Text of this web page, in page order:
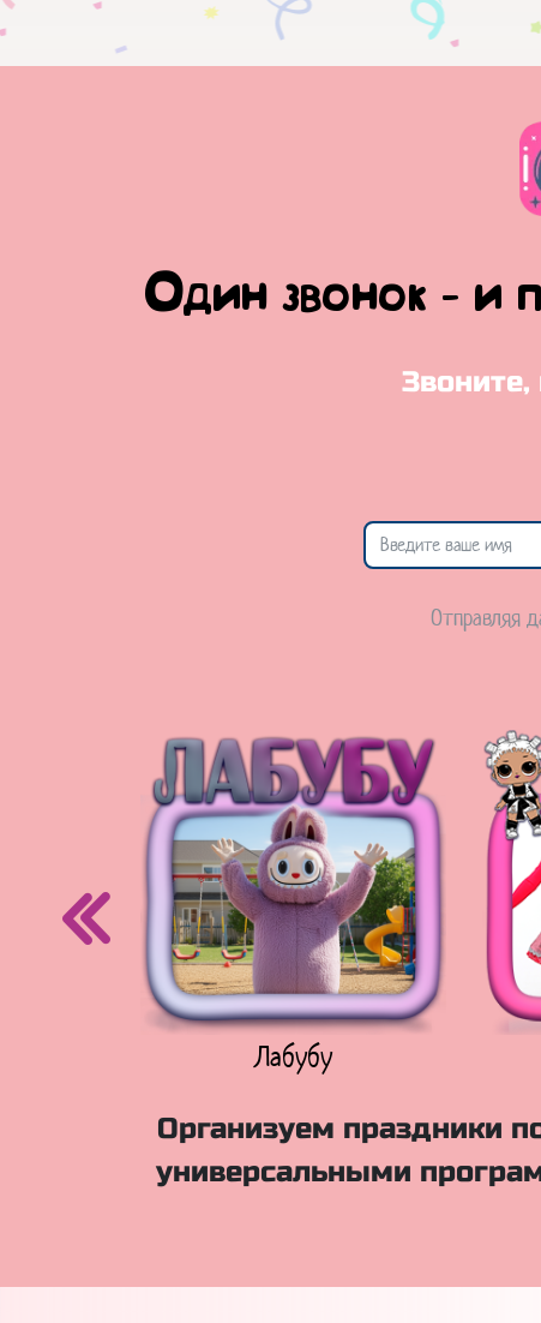
Один звонок - и
Отправляя
Лабубу
Организуем праздники
универсальными